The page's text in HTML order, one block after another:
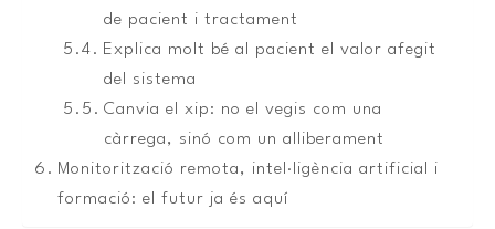
de pacient i tractament
Explica molt bé al pacient el valor afegit
del sistema
Canvia el xip: no el vegis com una
càrrega, sinó com un alliberament
Monitorització remota, intel·ligència artificial i
formació: el futur ja és aquí